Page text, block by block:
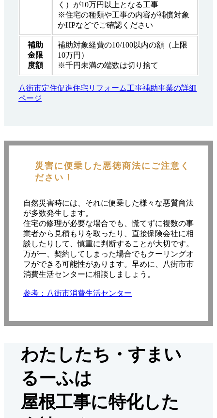
く）が10万円以上となる工事
※住宅の種類や工事の内容が補償対象
かHPなどでご確認ください
補助
金限
度額
補助対象経費の10/100以内の額（上限
10万円）
※千円未満の端数は切り捨て
八街市定住促進住宅リフォーム工事補助事業の詳細
ページ
災害に便乗した悪徳商法にご注意く
ださい！
自然災害時には、それに便乗した様々な悪質商法
が多数発生します。
住宅の修理が必要な場合でも、慌てずに複数の事
業者から見積もりを取ったり、直接保険会社に相
談したりして、慎重に判断することが大切です。
万が一、契約してしまった場合でもクーリングオ
フができる可能性があります。早めに、八街市市
消費生活センターに相談しましょう。
参考：八街市消費生活センター
わたしたち・すまい
るーふは
屋根工事に特化した